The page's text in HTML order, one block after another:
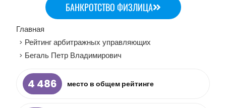
БАНКРОТСТВО ФИЗЛИЦА
Главная
> Рейтинг арбитражных управляющих
> Бегаль Петр Владимирович
4 486 место в общем рейтинге